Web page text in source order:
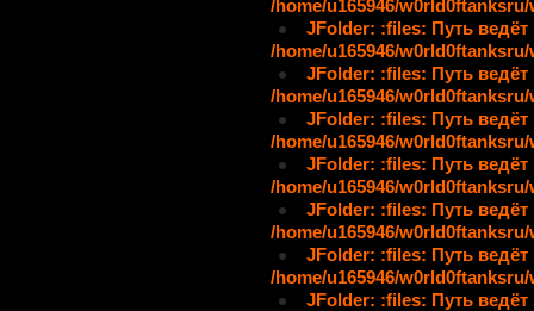
/home/u165946/
JFolder: :files: Путь ведёт
/home/u165946/
JFolder: :files: Путь ведёт
/home/u165946/
JFolder: :files: Путь ведёт
/home/u165946/
JFolder: :files: Путь ведёт
/home/u165946/
JFolder: :files: Путь ведёт
/home/u165946/
JFolder: :files: Путь ведёт
/home/u165946/
JFolder: :files: Путь ведёт